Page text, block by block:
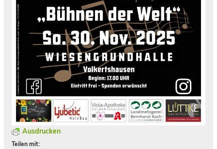
Ausdrucken
Teilen mit: